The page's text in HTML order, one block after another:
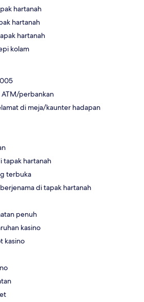
hartanah
hartanah
hartanah
kolam
perbankan
di meja/kaunter hadapan
tapak hartanah
terbuka
di tapak hartanah
penuh
kasino
kasino